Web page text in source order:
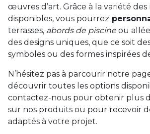
œuvres d’art. Grâce à la variété des
disponibles, vous pourrez
terrasses, abords de piscineou
des designs uniques, que ce soit
symboles ou des formes inspirées
N’hésitez pas à parcourir notre
découvrir toutes les options
contactez-nous pour obtenir plus
sur nos produits ou pour recevoir
adaptés à votre projet.